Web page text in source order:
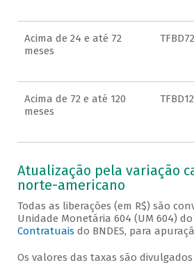
Acima de 24 e até 72
meses
Acima de 72 e até 120
meses
Atualização pela variação
norte-americano
Todas as liberações (em R$) são
Unidade Monetária 604 (UM 604)
Contratuais do BNDES, para
Os valores das taxas são